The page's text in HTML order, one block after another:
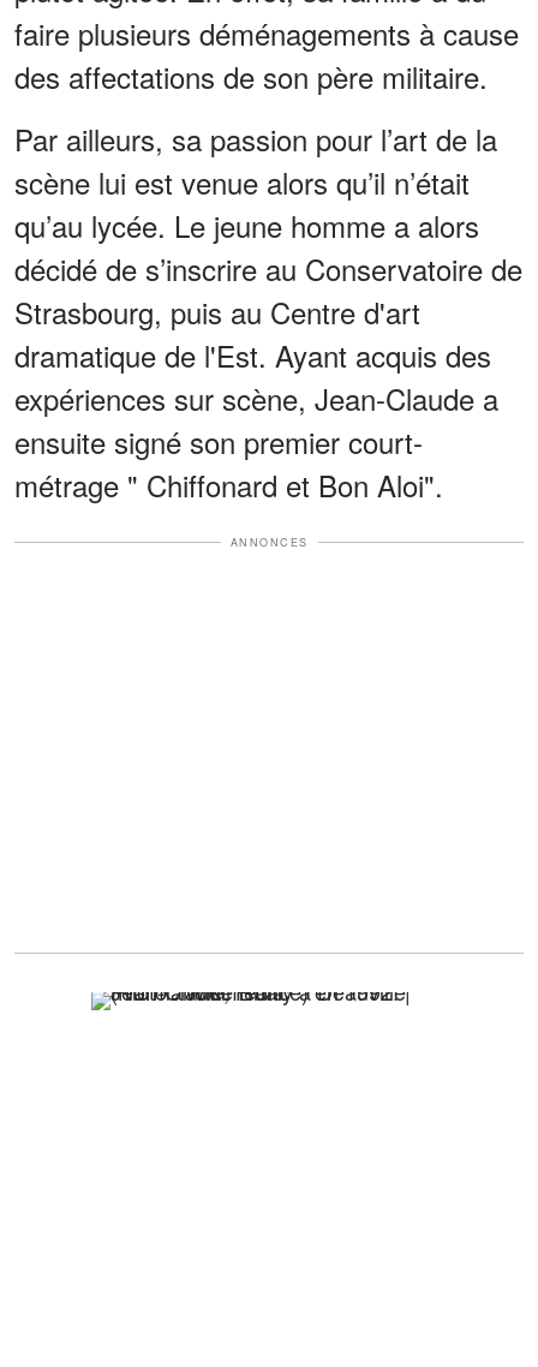
faire plusieurs déménagements à cause
des affectations de son père militaire.
Par ailleurs, sa passion pour l’art de la
scène lui est venue alors qu’il n’était
qu’au lycée. Le jeune homme a alors
décidé de s’inscrire au Conservatoire de
Strasbourg, puis au Centre d'art
dramatique de l'Est. Ayant acquis des
expériences sur scène, Jean-Claude a
ensuite signé son premier court-
métrage " Chiffonard et Bon Aloi".
ANNONCES